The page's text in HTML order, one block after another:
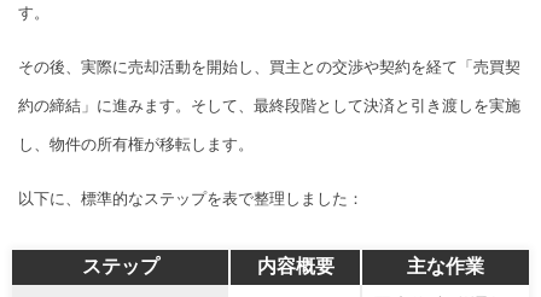
す。
その後、実際に売却活動を開始し、買主との交渉や契約を経て「売買契
約の締結」に進みます。そして、最終段階として決済と引き渡しを実施
し、物件の所有権が移転します。
以下に、標準的なステップを表で整理しました：
ステップ 内容概要 主な作業